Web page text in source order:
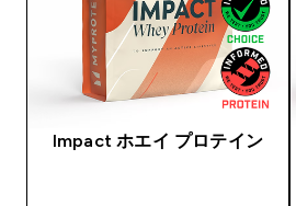
Impact ホエイ プロテイン